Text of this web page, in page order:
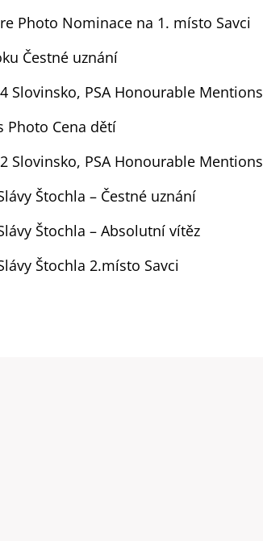
Photo Nominace na 1. místo Savci
Čestné uznání
Slovinsko, PSA Honourable Mentions
Photo Cena dětí
Slovinsko, PSA Honourable Mentions
Štochla – Čestné uznání
Štochla – Absolutní vítěz
Štochla 2.místo Savci